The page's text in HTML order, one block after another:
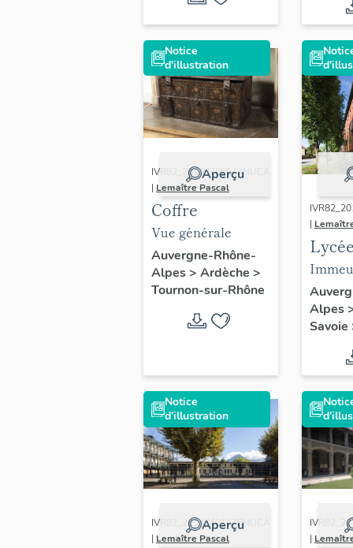
Notice
d'illustration
Aperçu
IVR82_20100700544NUCA
| Lemaître Pascal
Coffre
Vue générale
Auvergne-Rhône-
Alpes> Ardèche >
Tournon-sur-Rhône
|
de
Alpes
Savoie
Notice
d'illustration
Aperçu
IVR82_20147401678NUCA
| Lemaître Pascal
|